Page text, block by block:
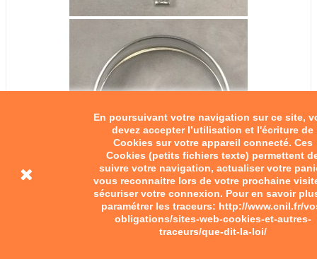
En poursuivant votre navigation sur ce site,
devez accepter l’utilisation et l'écriture de
Cookies sur votre appareil connecté. Ces
Cookies (petits fichiers texte) permettent
suivre votre navigation, actualiser votre
vous reconnaitre lors de votre prochaine
sécuriser votre connexion. Pour en savoir
paramétrer les traceurs: http://www.cnil.fr/
obligations/sites-web-cookies-et-autres-
traceurs/que-dit-la-loi/